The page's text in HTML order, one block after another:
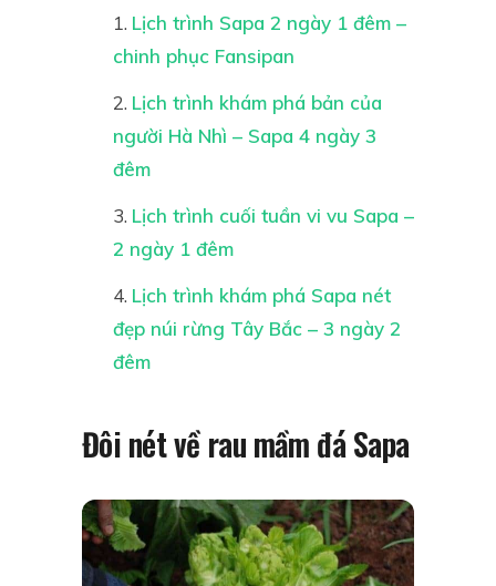
Lịch trình Sapa 2 ngày 1 đêm –
chinh phục Fansipan
Lịch trình khám phá bản của
người Hà Nhì – Sapa 4 ngày 3
đêm
Lịch trình cuối tuần vi vu Sapa –
2 ngày 1 đêm
Lịch trình khám phá Sapa nét
đẹp núi rừng Tây Bắc – 3 ngày 2
đêm
Đôi nét về rau mầm đá Sapa